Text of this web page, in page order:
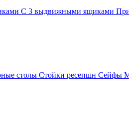
С 3 выдвижными ящиками
столы Стойки ресепшн Сейфы